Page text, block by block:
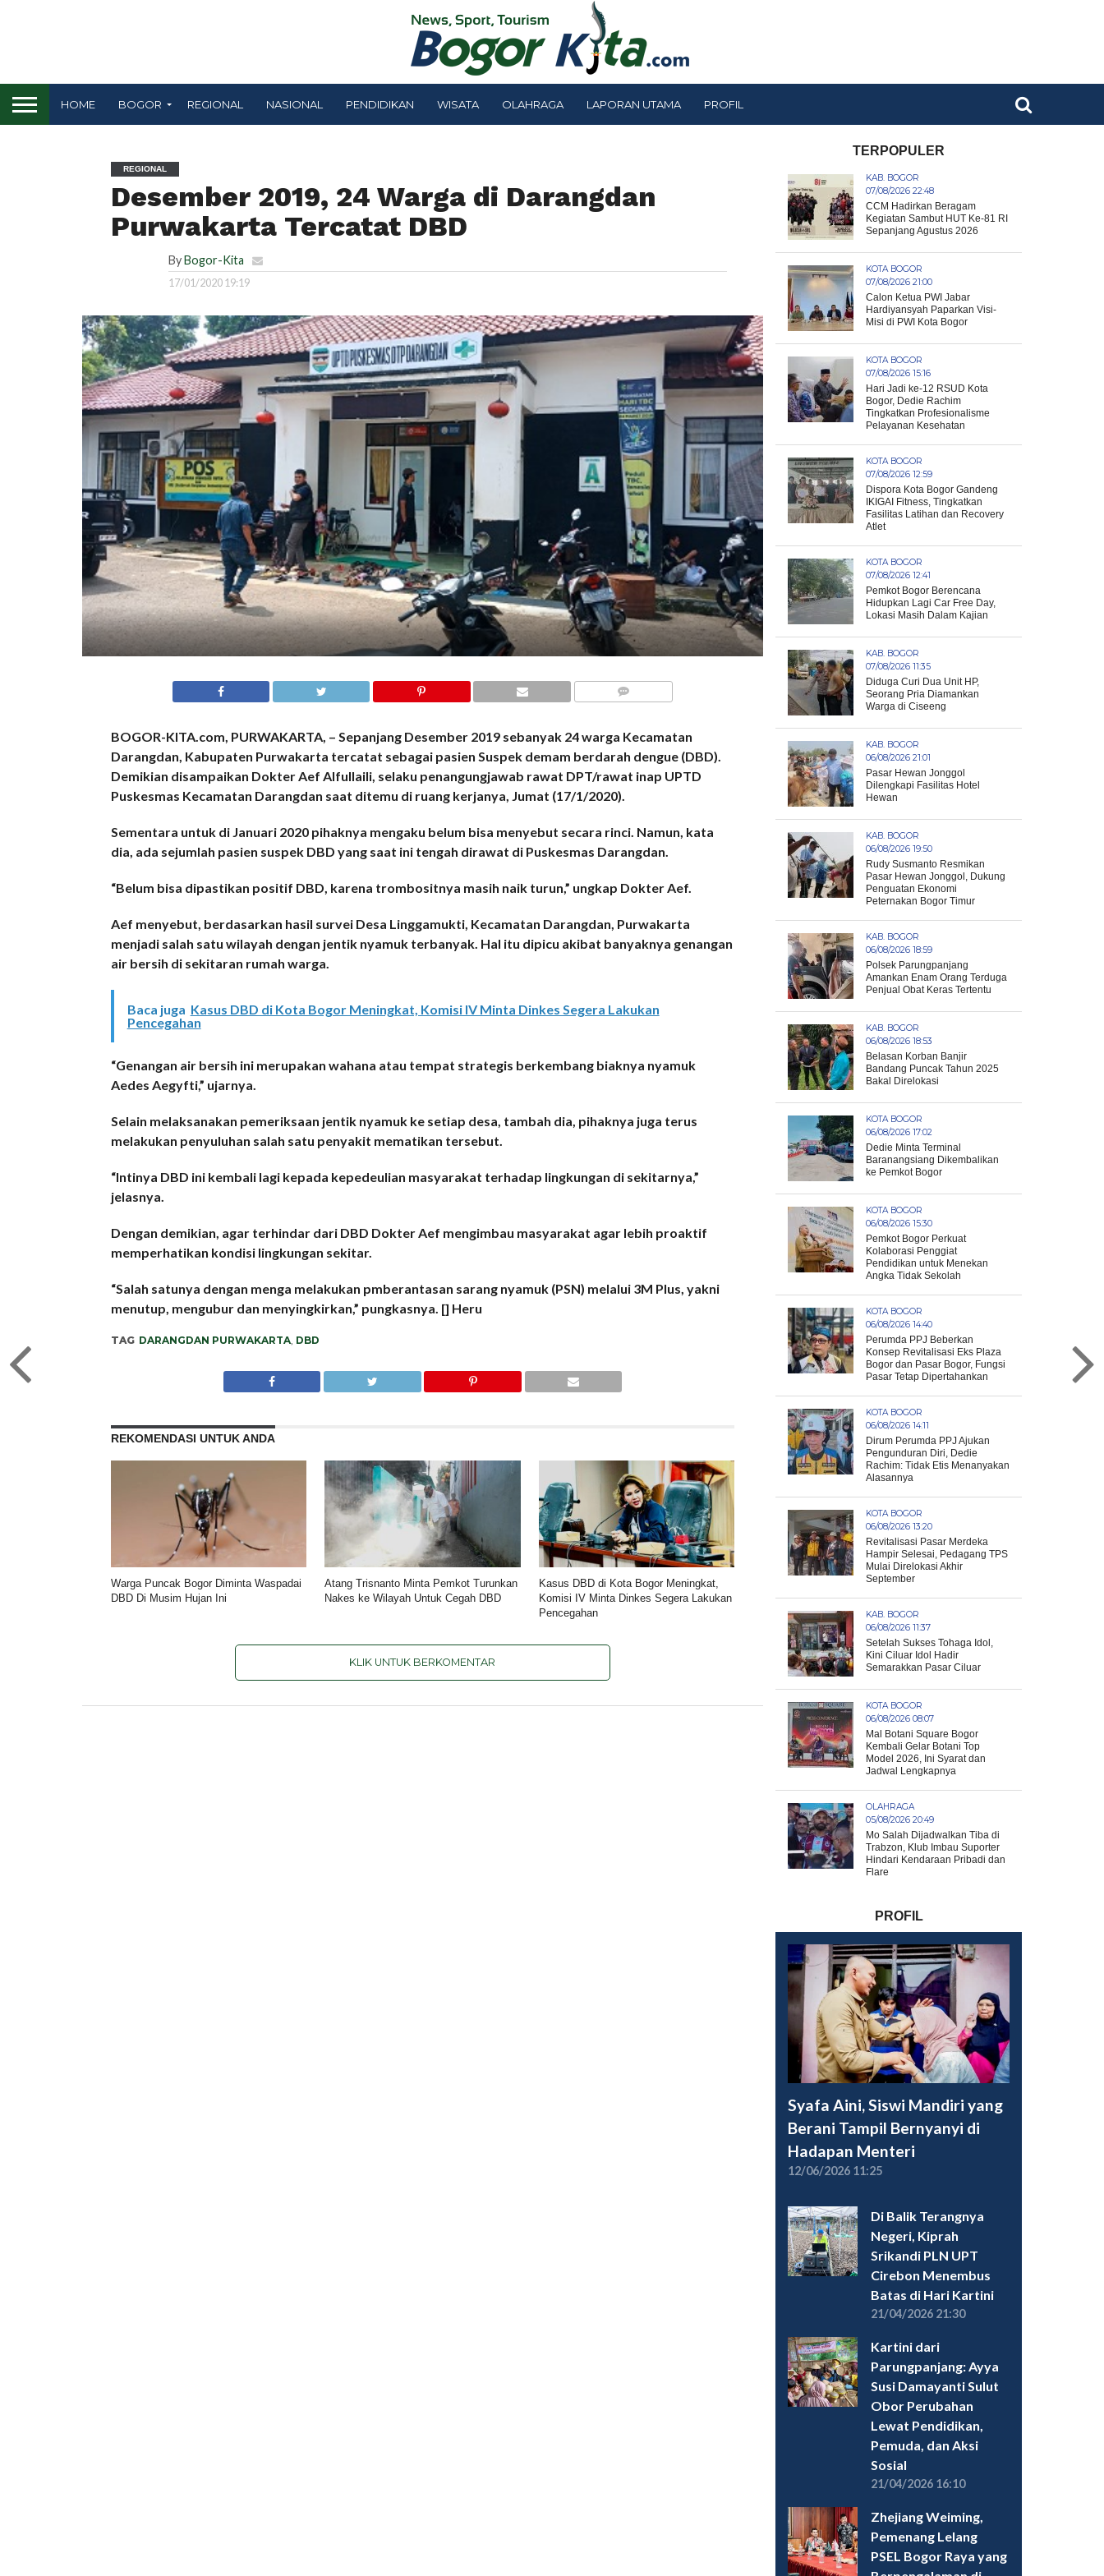
HOME BOGOR REGIONAL NASIONAL PENDIDIKAN WISATA OLAHRAGA LAPORAN UTAMA PROFIL
REGIONAL
Desember 2019, 24 Warga di Darangdan
Purwakarta Tercatat DBD
ByBogor-Kita
17/01/2020 19:19
BOGOR-KITA.com, PURWAKARTA, – Sepanjang Desember 2019 sebanyak 24 warga Kecamatan
Darangdan, Kabupaten Purwakarta tercatat sebagai pasien Suspek demam berdarah dengue (DBD).
Demikian disampaikan Dokter Aef Alfullaili, selaku penangungjawab rawat DPT/rawat inap UPTD
Puskesmas Kecamatan Darangdan saat ditemu di ruang kerjanya, Jumat (17/1/2020).
Sementara untuk di Januari 2020 pihaknya mengaku belum bisa menyebut secara rinci. Namun, kata
dia, ada sejumlah pasien suspek DBD yang saat ini tengah dirawat di Puskesmas Darangdan.
“Belum bisa dipastikan positif DBD, karena trombositnya masih naik turun,” ungkap Dokter Aef.
Aef menyebut, berdasarkan hasil survei Desa Linggamukti, Kecamatan Darangdan, Purwakarta
menjadi salah satu wilayah dengan jentik nyamuk terbanyak. Hal itu dipicu akibat banyaknya genangan
air bersih di sekitaran rumah warga.
Baca juga Kasus DBD di Kota Bogor Meningkat, Komisi IV Minta Dinkes Segera Lakukan
Pencegahan
“Genangan air bersih ini merupakan wahana atau tempat strategis berkembang biaknya nyamuk
Aedes Aegyfti,” ujarnya.
Selain melaksanakan pemeriksaan jentik nyamuk ke setiap desa, tambah dia, pihaknya juga terus
melakukan penyuluhan salah satu penyakit mematikan tersebut.
“Intinya DBD ini kembali lagi kepada kepedeulian masyarakat terhadap lingkungan di sekitarnya,”
jelasnya.
Dengan demikian, agar terhindar dari DBD Dokter Aef mengimbau masyarakat agar lebih proaktif
memperhatikan kondisi lingkungan sekitar.
“Salah satunya dengan menga melakukan pmberantasan sarang nyamuk (PSN) melalui 3M Plus, yakni
menutup, mengubur dan menyingkirkan,” pungkasnya. [] Heru
TAG DARANGDAN PURWAKARTA, DBD
REKOMENDASI UNTUK ANDA
Warga Puncak Bogor Diminta Waspadai
DBD Di Musim Hujan Ini
Atang Trisnanto Minta Pemkot Turunkan
Nakes ke Wilayah Untuk Cegah DBD
Kasus DBD di Kota Bogor Meningkat,
Komisi IV Minta Dinkes Segera Lakukan
Pencegahan
KLIK UNTUK BERKOMENTAR
TERPOPULER
KAB. BOGOR
07/08/2026 22:48
CCM Hadirkan Beragam
Kegiatan Sambut HUT Ke-81 RI
Sepanjang Agustus 2026
KOTA BOGOR
07/08/2026 21:00
Calon Ketua PWI Jabar
Hardiyansyah Paparkan Visi-
Misi di PWI Kota Bogor
KOTA BOGOR
07/08/2026 15:16
Hari Jadi ke-12 RSUD Kota
Bogor, Dedie Rachim
Tingkatkan Profesionalisme
Pelayanan Kesehatan
KOTA BOGOR
07/08/2026 12:59
Dispora Kota Bogor Gandeng
IKIGAI Fitness, Tingkatkan
Fasilitas Latihan dan Recovery
Atlet
KOTA BOGOR
07/08/2026 12:41
Pemkot Bogor Berencana
Hidupkan Lagi Car Free Day,
Lokasi Masih Dalam Kajian
KAB. BOGOR
07/08/2026 11:35
Diduga Curi Dua Unit HP,
Seorang Pria Diamankan
Warga di Ciseeng
KAB. BOGOR
06/08/2026 21:01
Pasar Hewan Jonggol
Dilengkapi Fasilitas Hotel
Hewan
KAB. BOGOR
06/08/2026 19:50
Rudy Susmanto Resmikan
Pasar Hewan Jonggol, Dukung
Penguatan Ekonomi
Peternakan Bogor Timur
KAB. BOGOR
06/08/2026 18:59
Polsek Parungpanjang
Amankan Enam Orang Terduga
Penjual Obat Keras Tertentu
KAB. BOGOR
06/08/2026 18:53
Belasan Korban Banjir
Bandang Puncak Tahun 2025
Bakal Direlokasi
KOTA BOGOR
06/08/2026 17:02
Dedie Minta Terminal
Baranangsiang Dikembalikan
ke Pemkot Bogor
KOTA BOGOR
06/08/2026 15:30
Pemkot Bogor Perkuat
Kolaborasi Penggiat
Pendidikan untuk Menekan
Angka Tidak Sekolah
KOTA BOGOR
06/08/2026 14:40
Perumda PPJ Beberkan
Konsep Revitalisasi Eks Plaza
Bogor dan Pasar Bogor, Fungsi
Pasar Tetap Dipertahankan
KOTA BOGOR
06/08/2026 14:11
Dirum Perumda PPJ Ajukan
Pengunduran Diri, Dedie
Rachim: Tidak Etis Menanyakan
Alasannya
KOTA BOGOR
06/08/2026 13:20
Revitalisasi Pasar Merdeka
Hampir Selesai, Pedagang TPS
Mulai Direlokasi Akhir
September
KAB. BOGOR
06/08/2026 11:37
Setelah Sukses Tohaga Idol,
Kini Ciluar Idol Hadir
Semarakkan Pasar Ciluar
KOTA BOGOR
06/08/2026 08:07
Mal Botani Square Bogor
Kembali Gelar Botani Top
Model 2026, Ini Syarat dan
Jadwal Lengkapnya
OLAHRAGA
05/08/2026 20:49
Mo Salah Dijadwalkan Tiba di
Trabzon, Klub Imbau Suporter
Hindari Kendaraan Pribadi dan
Flare
PROFIL
Syafa Aini, Siswi Mandiri yang
Berani Tampil Bernyanyi di
Hadapan Menteri
12/06/2026 11:25
Di Balik Terangnya
Negeri, Kiprah
Srikandi PLN UPT
Cirebon Menembus
Batas di Hari Kartini
21/04/2026 21:30
Kartini dari
Parungpanjang: Ayya
Susi Damayanti Sulut
Obor Perubahan
Lewat Pendidikan,
Pemuda, dan Aksi
Sosial
21/04/2026 16:10
Zhejiang Weiming,
Pemenang Lelang
PSEL Bogor Raya yang